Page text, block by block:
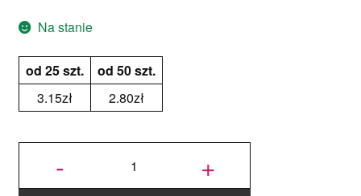
Na stanie
od 25 szt.
od 50 szt.
3.15zł 2.80zł
-
ilość
muffinki - +